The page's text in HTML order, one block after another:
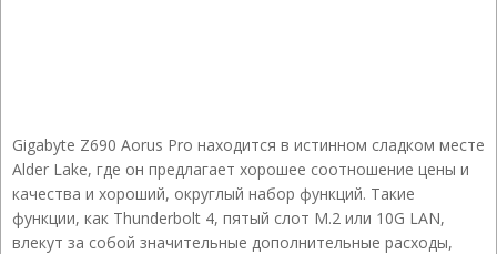
Gigabyte Z690 Aorus Pro находится в истинном сладком месте
Alder Lake, где он предлагает хорошее соотношение цены и
качества и хороший, округлый набор функций. Такие
функции, как Thunderbolt 4, пятый слот M.2 или 10G LAN,
влекут за собой значительные дополнительные расходы,